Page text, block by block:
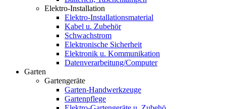
Elektro-Installation
Elektro-Installationsmaterial
Kabel u. Zubehör
Schwachstrom
Elektronische Sicherheit
Elektronik u. Kommunikation
Datenverarbeitung/Computer
Garten
Gartengeräte
Garten-Handwerkzeuge
Gartenpflege